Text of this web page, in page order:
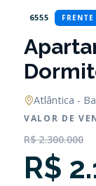
6555 FRENTE
Atlântica -
VALOR DE
R$ 2.300.000
R$